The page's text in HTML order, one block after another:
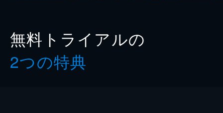
無料トライアルの
2つの特典